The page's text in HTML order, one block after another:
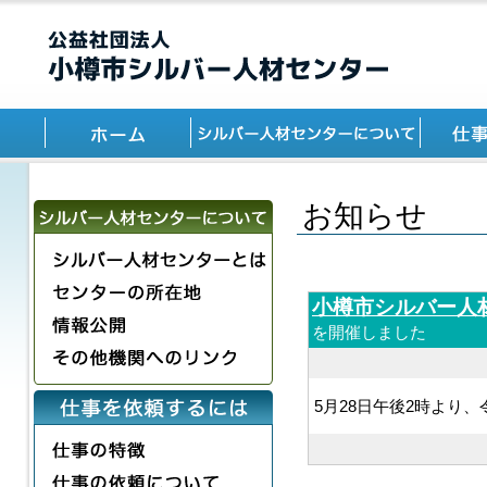
お知らせ
小樽市シルバー人
を開催しました
5月28日午後2時より、